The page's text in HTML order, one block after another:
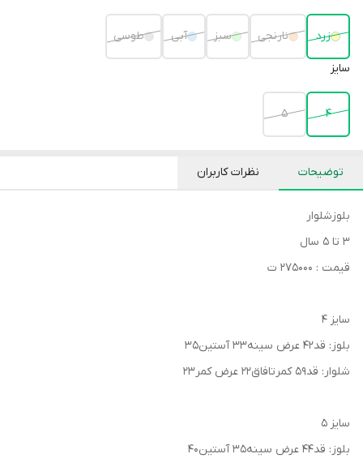
زرد نارنجی سبز آبی طوسی
سایز
4
5
توضیحات نظرات کاربران
بلوز‌شلوار
۳ تا ۵ سال
قیمت : ۲۷۵۰۰۰ ت
سایز ۴
بلوز: قد۴۲ عرض سینه۳۳ آستین۳۵
شلوار: قد۵۹ کمرتافاق۲۲ عرض کمر۲۳
سایز ۵
بلوز: قد۴۴ عرض سینه۳۵ آستین۴۰